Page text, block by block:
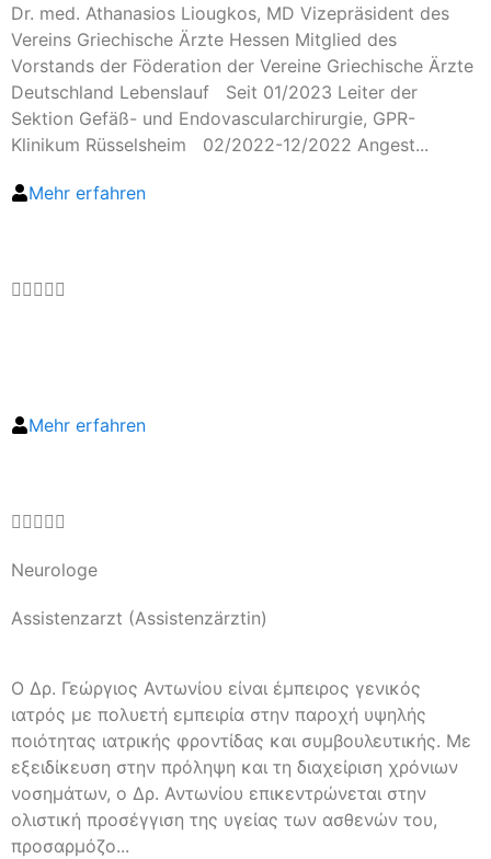
Dr. med. Athanasios Liougkos, MD Vizepräsident des
Vereins Griechische Ärzte Hessen Mitglied des
Vorstands der Föderation der Vereine Griechische Ärzte
Deutschland Lebenslauf Seit 01/2023 Leiter der
Sektion Gefäß- und Endovascularchirurgie, GPR-
Klinikum Rüsselsheim 02/2022-12/2022 Angest...
Mehr erfahren

Mehr erfahren

Neurologe
Assistenzarzt (Assistenzärztin)
Ο Δρ. Γεώργιος Αντωνίου είναι έμπειρος γενικός
ιατρός με πολυετή εμπειρία στην παροχή υψηλής
ποιότητας ιατρικής φροντίδας και συμβουλευτικής. Με
εξειδίκευση στην πρόληψη και τη διαχείριση χρόνιων
νοσημάτων, ο Δρ. Αντωνίου επικεντρώνεται στην
ολιστική προσέγγιση της υγείας των ασθενών του,
προσαρμόζο...